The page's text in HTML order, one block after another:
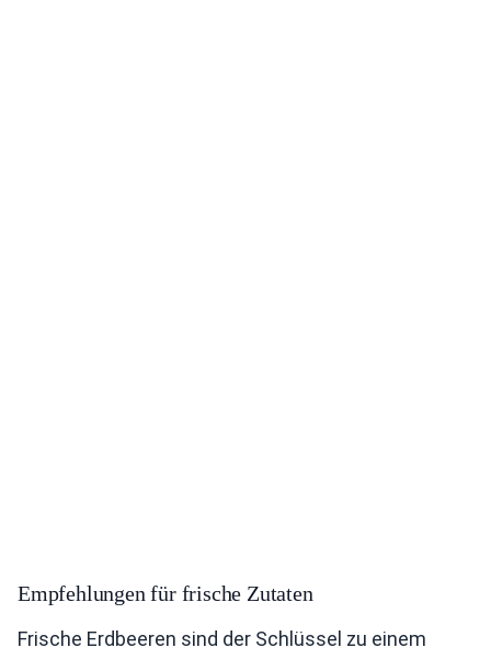
Empfehlungen für frische Zutaten
Frische Erdbeeren sind der Schlüssel zu einem